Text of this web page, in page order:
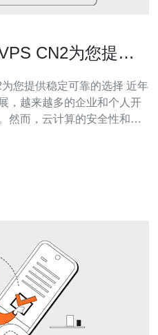
CN2为您提供
提供稳定可靠的选择 近年
，越来越多的企业和个人开
然而，云计算的安全性和稳
高防云空间和台湾VPS CN2